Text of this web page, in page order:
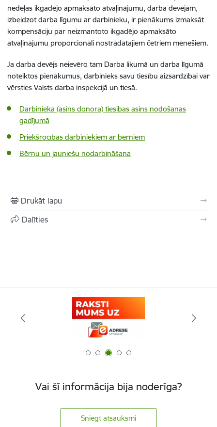
nedēļas ikgadējo apmaksāto atvaļinājumu, darba devējam,
izbeidzot darba līgumu ar darbinieku, ir pienākums izmaksāt
kompensāciju par neizmantoto ikgadējo apmaksāto
atvaļinājumu proporcionāli nostrādātajiem četriem mēnešiem.
Ja darba devējs neievēro tam Darba likumā un darba līgumā
noteiktos pienākumus, darbinieks savu tiesību aizsardzībai var
vērsties Valsts darba inspekcijā un tiesā.
Darbinieka (asins donora) tiesības asins nodošanas
gadījumā
Priekšrocības darbiniekiem ar bērniem
Bērnu un jauniešu nodarbināšana
Drukāt lapu
Dalīties
Vai šī informācija bija noderīga?
Sniegt atsauksmi